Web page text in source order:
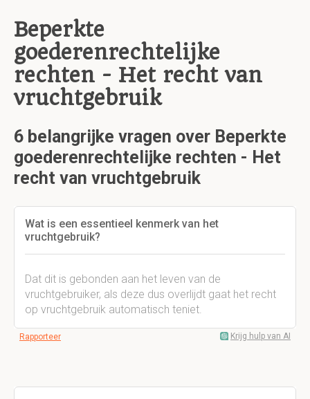
Beperkte
goederenrechtelijke
rechten - Het recht van
vruchtgebruik
6 belangrijke vragen over Beperkte
goederenrechtelijke rechten - Het
recht van vruchtgebruik
Wat is een essentieel kenmerk van het
vruchtgebruik?
Dat dit is gebonden aan het leven van de
vruchtgebruiker, als deze dus overlijdt gaat het recht
op vruchtgebruik automatisch teniet.
Rapporteer Krijg hulp van AI